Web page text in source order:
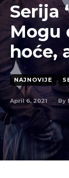
Serija
Mogu
hoće,
NAJNOVIJE
April 6, 2021 By